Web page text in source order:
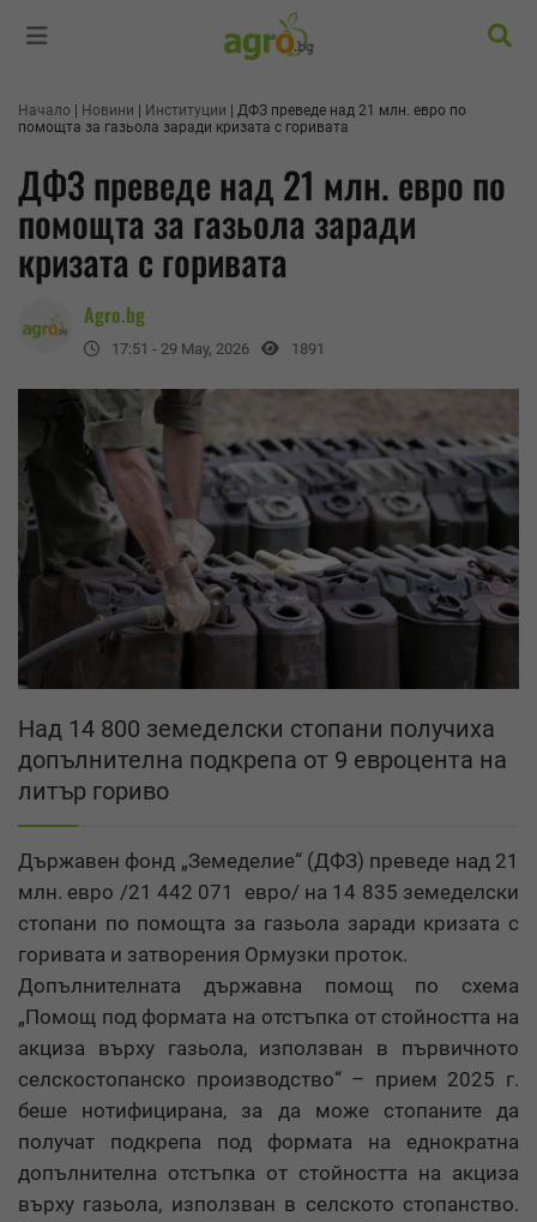
Начало Новини Институции
ДФЗ преведе над 21 млн. евро по
помощта за газьола заради кризата с горивата
ДФЗ преведе над 21 млн. евро по
помощта за газьола заради
кризата с горивата
Agro.bg
17:51 - 29 May, 2026 1891
Над 14 800 земеделски стопани получиха
допълнителна подкрепа от 9 евроцента на
литър гориво
Държавен фонд „Земеделие“ (ДФЗ) преведе над 21
млн. евро /21 442 071 евро/ на 14 835 земеделски
стопани по помощта за газьола заради кризата с
горивата и затворения Ормузки проток.
Допълнителната държавна помощ по схема
„Помощ под формата на отстъпка от стойността на
акциза върху газьола, използван в първичното
селскостопанско производство“ – прием 2025 г.
беше нотифицирана, за да може стопаните да
получат подкрепа под формата на еднократна
допълнителна отстъпка от стойността на акциза
върху газьола, използван в селското стопанство.